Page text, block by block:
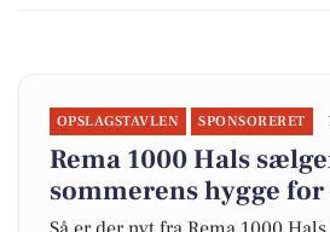
OPSLAGSTAVLEN SPONSORERET
Rema 1000 Hals
sommerens hygge